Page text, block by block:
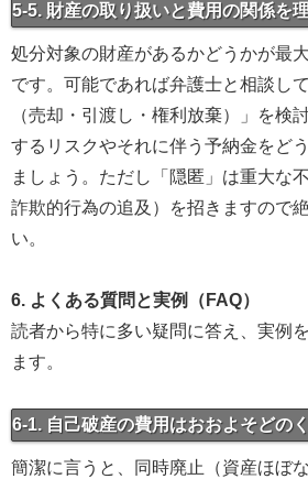
5-5. 財産の取り扱いと費用の関係を
処分対象の財産があるかどうかが最
です。可能であれば弁護士と相談し
（売却・引渡し・権利放棄）」を検
するリスクやそれに伴う予納金をど
ましょう。ただし「隠匿」は重大な
詐欺的行為の追及）を招きますので
い。
6. よくある質問と実例（FAQ）
読者から特に多い疑問に答え、実例
ます。
6-1. 自己破産の費用はおおよそどの
簡潔に言うと、同時廃止（資産ほぼ